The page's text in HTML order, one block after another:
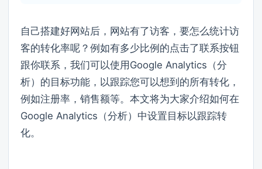
自己搭建好网站后，网站有了访客，要怎么统计访
客的转化率呢？例如有多少比例的点击了联系按钮
跟你联系，我们可以使用Google Analytics（分
析）的目标功能，以跟踪您可以想到的所有转化，
例如注册率，销售额等。本文将为大家介绍如何在
Google Analytics（分析）中设置目标以跟踪转
化。